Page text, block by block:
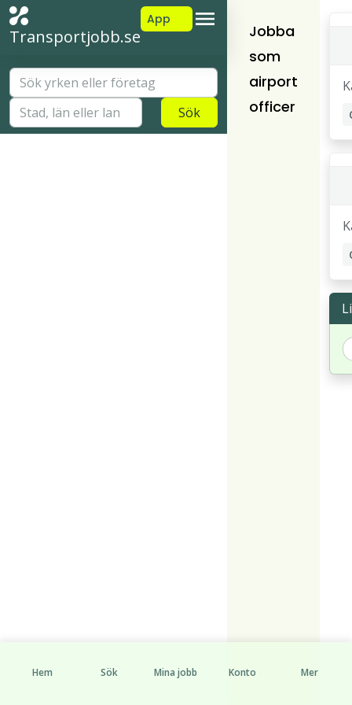
Transportjobb.se
App
Sök
Jobba
som
airport
officer
Hem Sök Mina jobb Konto Mer